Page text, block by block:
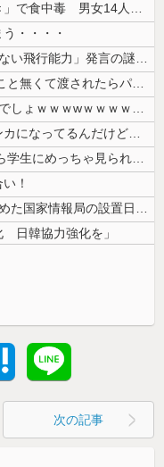
ドン・キホーテ露店「うなぎのかば焼き」で食中毒 男女14人が発熱や腹痛...
・・・・
【速報】ワンピースの「世界に5種しかない飛行能力」発言の謎が解けるww...
【画像】 今のクソガキ共、これを見たこと無くて渡されたらパニクるらしい...
【画像】 16歳でこのお◯ぱいはいかんでしょｗｗｗwｗｗｗｗｗｗｗｗ❤
彼氏が『この車』買おうとして私とケンカになってるんだけどｗｗｗｗｗｗ
【画像】 まま「なんかプール入ってたら学生にめっちゃ見られたw」
！
（ ´_ゝ`）中国「高市政権が法制化を進めた国家情報局の設置日が7月3...
日韓協力強化を」
次の記事